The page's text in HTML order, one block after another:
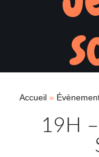
Accueil »
19H